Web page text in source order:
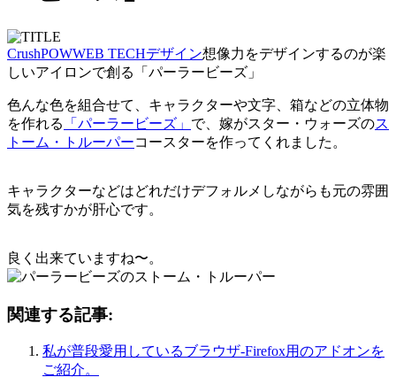
CrushPOWWEB TECHデザイン想像力をデザインするのが楽
しいアイロンで創る「パーラービーズ」
色んな色を組合せて、キャラクターや文字、箱などの立体物
を作れる
「パーラービーズ」 で、嫁がスター・ウォーズのス
トーム・トルーパーコースターを作ってくれました。
キャラクターなどはどれだけデフォルメしながらも元の雰囲
気を残すかが肝心です。
良く出来ていますね〜。
関連する記事:
私が普段愛用しているブラウザ-Firefox用のアドオンを
ご紹介。